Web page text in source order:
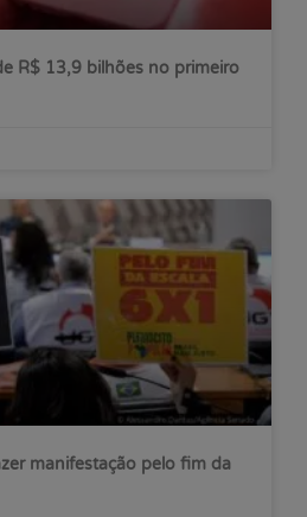
R$ 13,9 bilhões no primeiro
manifestação pelo fim da